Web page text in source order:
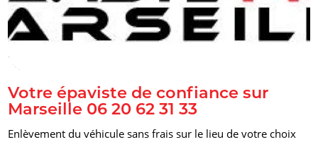
alt="Stéphane votre épaviste de confiance à Marseille"
title="Stéphane votre épaviste de confiance à Marseille"/>
Votre épaviste de confiance sur
Marseille 06 20 62 31 33
Enlèvement du véhicule sans frais sur le lieu de votre choix